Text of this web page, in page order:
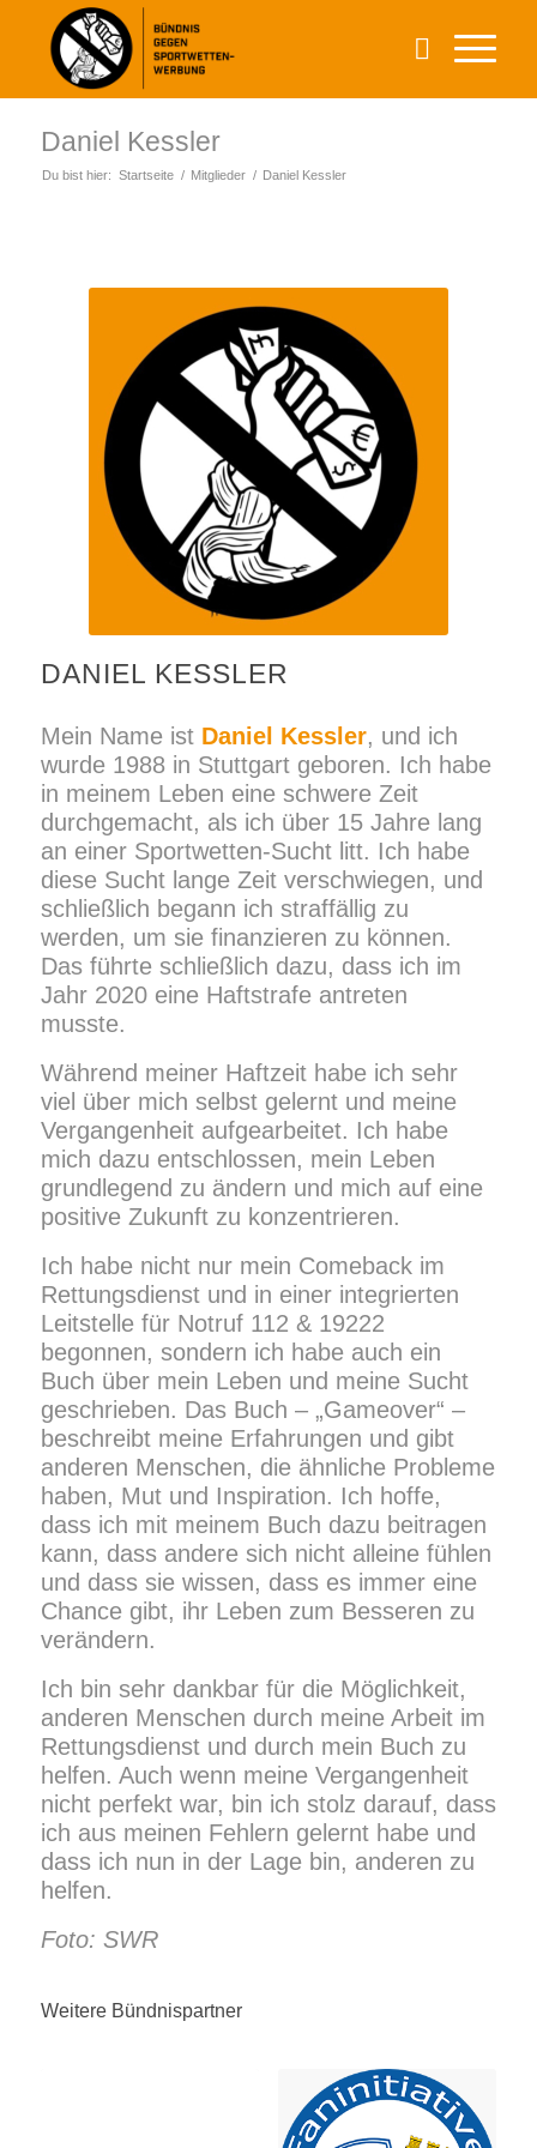
Daniel Kessler
Du bist hier: Startseite / Mitglieder / Daniel Kessler
DANIEL KESSLER
Mein Name ist Daniel Kessler, und ich
wurde 1988 in Stuttgart geboren. Ich habe
in meinem Leben eine schwere Zeit
durchgemacht, als ich über 15 Jahre lang
an einer Sportwetten-Sucht litt. Ich habe
diese Sucht lange Zeit verschwiegen, und
schließlich begann ich straffällig zu
werden, um sie finanzieren zu können.
Das führte schließlich dazu, dass ich im
Jahr 2020 eine Haftstrafe antreten
musste.
Während meiner Haftzeit habe ich sehr
viel über mich selbst gelernt und meine
Vergangenheit aufgearbeitet. Ich habe
mich dazu entschlossen, mein Leben
grundlegend zu ändern und mich auf eine
positive Zukunft zu konzentrieren.
Ich habe nicht nur mein Comeback im
Rettungsdienst und in einer integrierten
Leitstelle für Notruf 112 & 19222
begonnen, sondern ich habe auch ein
Buch über mein Leben und meine Sucht
geschrieben. Das Buch – „Gameover“ –
beschreibt meine Erfahrungen und gibt
anderen Menschen, die ähnliche Probleme
haben, Mut und Inspiration. Ich hoffe,
dass ich mit meinem Buch dazu beitragen
kann, dass andere sich nicht alleine fühlen
und dass sie wissen, dass es immer eine
Chance gibt, ihr Leben zum Besseren zu
verändern.
Ich bin sehr dankbar für die Möglichkeit,
anderen Menschen durch meine Arbeit im
Rettungsdienst und durch mein Buch zu
helfen. Auch wenn meine Vergangenheit
nicht perfekt war, bin ich stolz darauf, dass
ich aus meinen Fehlern gelernt habe und
dass ich nun in der Lage bin, anderen zu
helfen.
Foto: SWR
Weitere Bündnispartner